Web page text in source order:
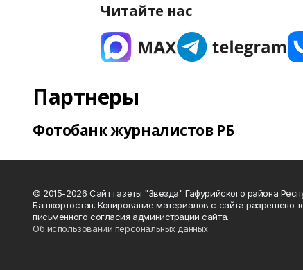
Читайте нас
Партнеры
Фотобанк журналистов РБ
© 2015-2026 Сайт газеты "Звезда" Гафурийского района
Башкортостан. Копирование материалов с сайта разрешено
письменного согласия администрации сайта.
Об использовании персональных данных